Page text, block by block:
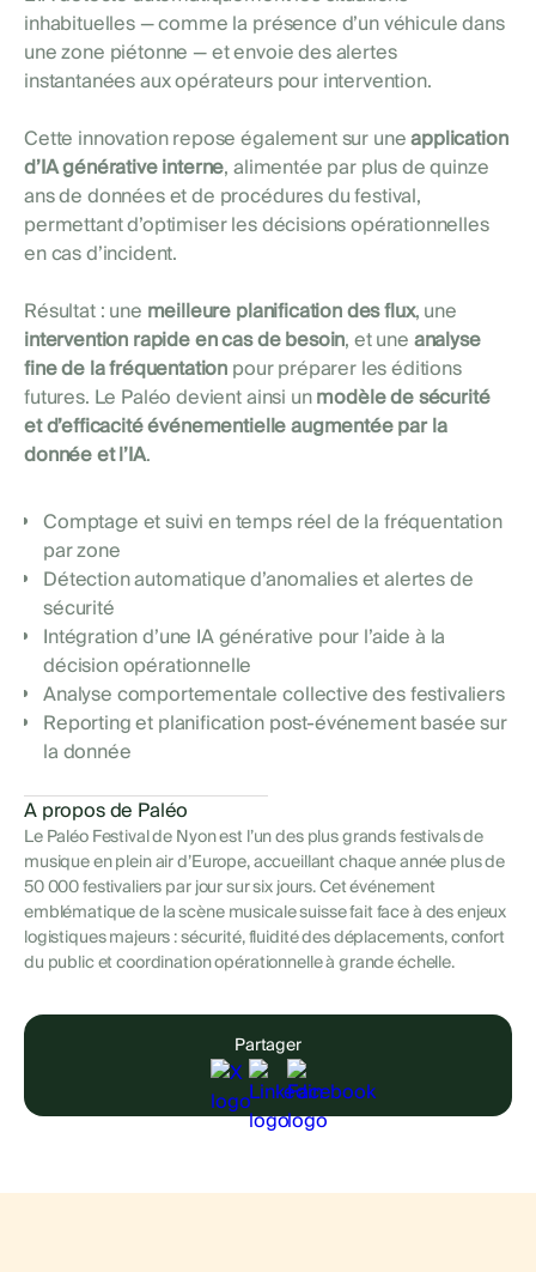
A propos de Paléo
Le Paléo Festival de Nyon est l’un des plus grands festivals de
musique en plein air d’Europe, accueillant chaque année plus de
50 000 festivaliers par jour sur six jours. Cet événement
emblématique de la scène musicale suisse fait face à des enjeux
logistiques majeurs : sécurité, fluidité des déplacements, confort
du public et coordination opérationnelle à grande échelle.
Partager
inhabituelles — comme la présence d’un véhicule dans
une zone piétonne — et envoie des alertes
instantanées aux opérateurs pour intervention.
Cette innovation repose également sur uneapplication
d’IA générative interne, alimentée par plus de quinze
ans de données et de procédures du festival,
permettant d’optimiser les décisions opérationnelles
en cas d’incident.
Résultat : une meilleure planification des flux, une
intervention rapide en cas de besoin, et uneanalyse
fine de la fréquentationpour préparer les éditions
futures. Le Paléo devient ainsi unmodèle de sécurité
et d’efficacité événementielle augmentée par la
donnée et l’IA.
Comptage et suivi en temps réel de la fréquentation
par zone
Détection automatique d’anomalies et alertes de
sécurité
Intégration d’une IA générative pour l’aide à la
décision opérationnelle
Analyse comportementale collective des festivaliers
Reporting et planification post-événement basée sur
la donnée